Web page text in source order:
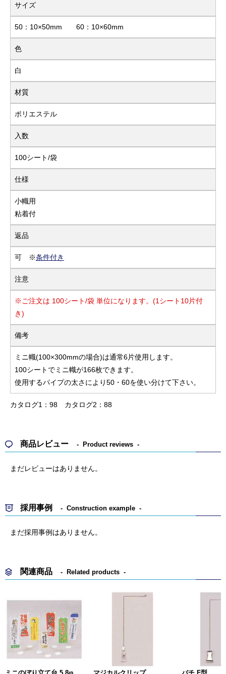
サイズ
50：10×50mm 60：10×60mm
色
白
材質
ポリエステル
入数
100シート/袋
仕様
小幟用
粘着付
返品
可 ※条件付き
注意
※ご注文は 100シート/袋 単位になります。(1シート10片付
き)
備考
ミニ幟(100×300mmの場合)は通常6片使用します。
100シートでミニ幟が166枚できます。
使用するパイプの太さにより50・60を使い分けて下さい。
カタログ1：98 カタログ2：88
商品レビュー Product reviews
まだレビューはありません。
採用事例 Construction example
まだ採用事例はありません。
関連商品 Related products